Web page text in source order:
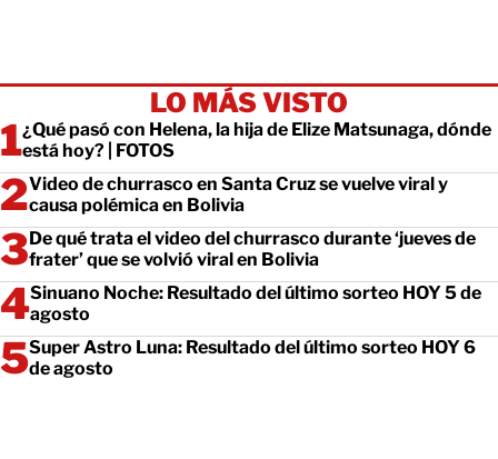
LO MÁS VISTO
¿Qué pasó con Helena, la hija de Elize Matsunaga, dónde
está hoy? | FOTOS
Video de churrasco en Santa Cruz se vuelve viral y
causa polémica en Bolivia
De qué trata el video del churrasco durante ‘jueves de
frater’ que se volvió viral en Bolivia
Sinuano Noche: Resultado del último sorteo HOY 5 de
agosto
Super Astro Luna: Resultado del último sorteo HOY 6
de agosto